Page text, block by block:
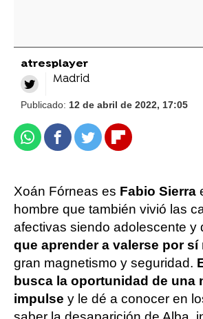
atresplayer
Madrid
Publicado: 12 de abril de 2022, 17:05
WhatsappFacebook
TwitterFlipboard
Xoán Fórneas es Fabio Sierra
hombre que también vivió las
afectivas siendo adolescente y
que aprender a valerse por sí
gran magnetismo y seguridad.
busca la oportunidad de una
impulse y le dé a conocer en